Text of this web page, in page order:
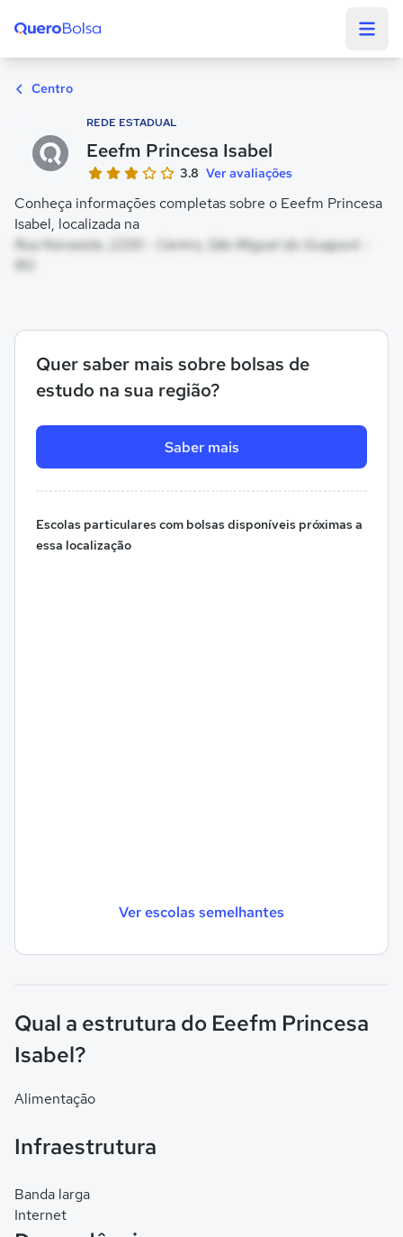
Centro
REDE ESTADUAL
Eeefm Princesa Isabel
3.8 Ver avaliações
Conheça informações completas sobre o Eeefm Princesa
Isabel, localizada na
Rua Noroeste, 2200 - Centro, São Miguel do Guaporé -
RO
Quer saber mais sobre bolsas de
estudo na sua região?
Saber mais
Escolas particulares com bolsas disponíveis próximas a
essa localização
Ver escolas semelhantes
Qual a estrutura do Eeefm Princesa
Isabel?
Alimentação
Infraestrutura
Banda larga
Internet